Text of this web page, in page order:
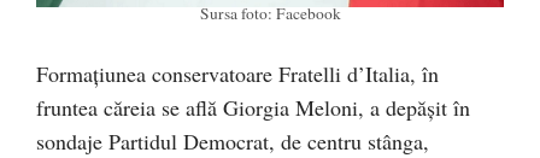
Sursa foto: Facebook
Formațiunea conservatoare Fratelli d’Italia, în
fruntea căreia se află Giorgia Meloni, a depășit în
sondaje Partidul Democrat, de centru stânga,